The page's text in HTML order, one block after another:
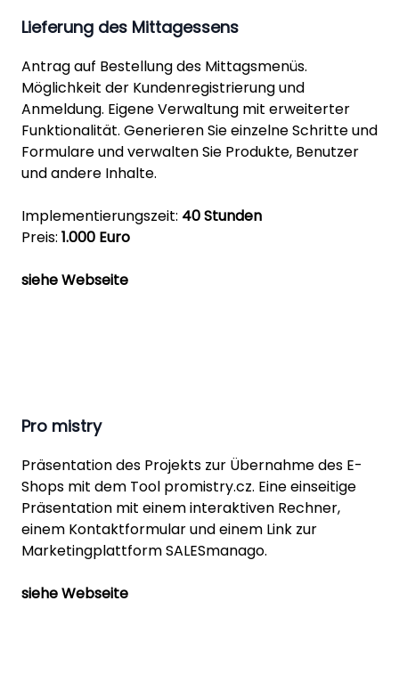
Lieferung des Mittagessens
Antrag auf Bestellung des Mittagsmenüs.
Möglichkeit der Kundenregistrierung und
Anmeldung. Eigene Verwaltung mit erweiterter
Funktionalität. Generieren Sie einzelne Schritte und
Formulare und verwalten Sie Produkte, Benutzer
und andere Inhalte.
Implementierungszeit: 40 Stunden
Preis: 1.000 Euro
siehe Webseite
Pro mistry
Präsentation des Projekts zur Übernahme des E-
Shops mit dem Tool promistry.cz. Eine einseitige
Präsentation mit einem interaktiven Rechner,
einem Kontaktformular und einem Link zur
Marketingplattform SALESmanago.
siehe Webseite